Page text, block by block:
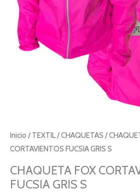
Inicio / TEXTIL/CHAQUETAS /
CORTAVIENTOS FUCSIA GRIS S
CHAQUETA FOX
FUCSIA GRIS S